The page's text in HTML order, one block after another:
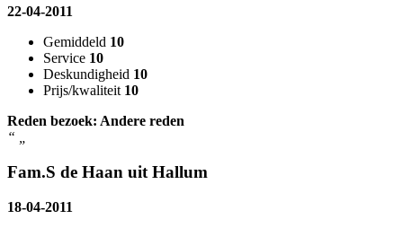
22-04-2011
Gemiddeld 10
Service 10
Deskundigheid 10
Prijs/kwaliteit 10
Reden bezoek: Andere reden
“
Fam.S de Haan uit Hallum
18-04-2011